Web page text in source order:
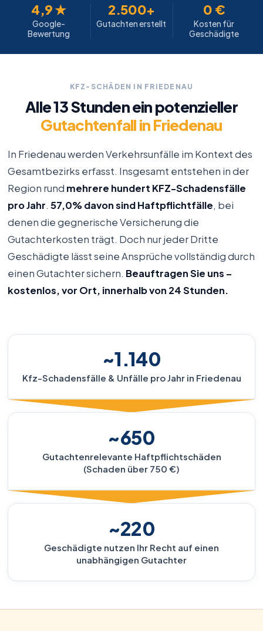
4,9 ★
Google-
Bewertung
2.500+
Gutachten erstellt
0 €
Kosten für
Geschädigte
KFZ-SCHÄDEN IN FRIEDENAU
Alle 13 Stunden ein potenzieller
Gutachtenfall in Friedenau
In Friedenau werden Verkehrsunfälle im Kontext des
Gesamtbezirks erfasst. Insgesamt entstehen in der
Region rund mehrere hundert KFZ-Schadensfälle
pro Jahr. 57,0% davon sind Haftpflichtfälle, bei
denen die gegnerische Versicherung die
Gutachterkosten trägt. Doch nur jeder Dritte
Geschädigte lässt seine Ansprüche vollständig durch
einen Gutachter sichern. Beauftragen Sie uns –
kostenlos, vor Ort, innerhalb von 24 Stunden.
~1.140
Kfz-Schadensfälle & Unfälle pro Jahr in Friedenau
~650
Gutachtenrelevante Haftpflichtschäden
(Schaden über 750 €)
~220
Geschädigte nutzen Ihr Recht auf einen
unabhängigen Gutachter